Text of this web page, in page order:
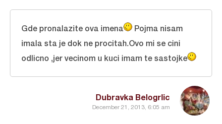
Dubravka Belogrlic
December 21, 2013, 6:05 am
Gde pronalazite ova imena
Pojma nisam
imala sta je dok ne procitah.Ovo mi se cini
odlicno ,jer vecinom u kuci imam te sastojke